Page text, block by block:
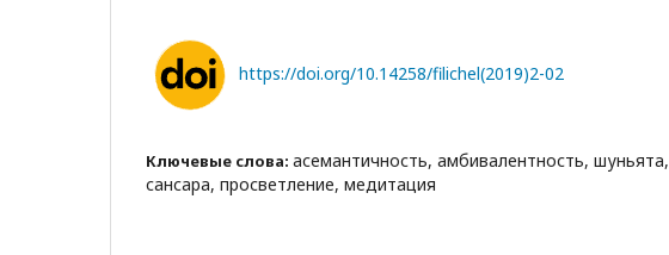
https://doi.org/10.14258/filichel(2019)2-02
Ключевые слова: асемантичность, амбивалентность, шуньята,
сансара, просветление, медитация